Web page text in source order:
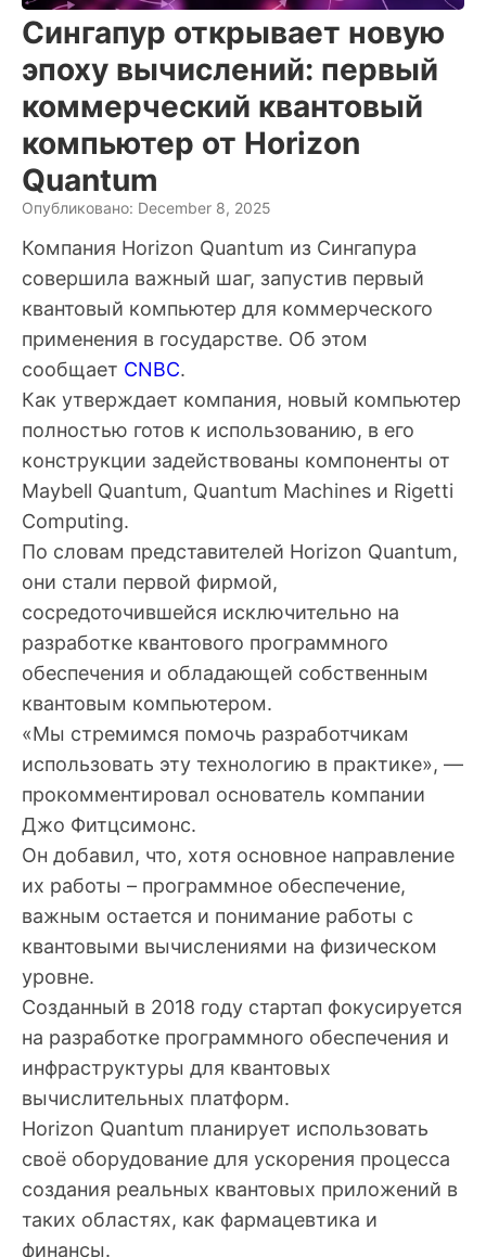
Сингапур открывает новую
эпоху вычислений: первый
коммерческий квантовый
компьютер от Horizon
Quantum
Опубликовано: December 8, 2025
Компания Horizon Quantum из Сингапура
совершила важный шаг, запустив первый
квантовый компьютер для коммерческого
применения в государстве. Об этом
сообщает CNBC.
Как утверждает компания, новый компьютер
полностью готов к использованию, в его
конструкции задействованы компоненты от
Maybell Quantum, Quantum Machines и Rigetti
Computing.
По словам представителей Horizon Quantum,
они стали первой фирмой,
сосредоточившейся исключительно на
разработке квантового программного
обеспечения и обладающей собственным
квантовым компьютером.
«Мы стремимся помочь разработчикам
использовать эту технологию в практике», —
прокомментировал основатель компании
Джо Фитцсимонс.
Он добавил, что, хотя основное направление
их работы – программное обеспечение,
важным остается и понимание работы с
квантовыми вычислениями на физическом
уровне.
Созданный в 2018 году стартап фокусируется
на разработке программного обеспечения и
инфраструктуры для квантовых
вычислительных платформ.
Horizon Quantum планирует использовать
своё оборудование для ускорения процесса
создания реальных квантовых приложений в
таких областях, как фармацевтика и
финансы.